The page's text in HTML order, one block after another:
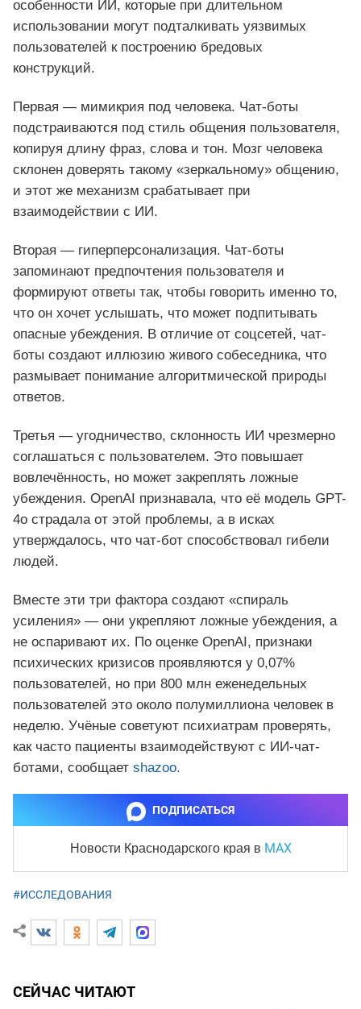
особенности ИИ, которые при длительном
использовании могут подталкивать уязвимых
пользователей к построению бредовых
конструкций.
Первая — мимикрия под человека. Чат-боты
подстраиваются под стиль общения пользователя,
копируя длину фраз, слова и тон. Мозг человека
склонен доверять такому «зеркальному» общению,
и этот же механизм срабатывает при
взаимодействии с ИИ.
Вторая — гиперперсонализация. Чат-боты
запоминают предпочтения пользователя и
формируют ответы так, чтобы говорить именно то,
что он хочет услышать, что может подпитывать
опасные убеждения. В отличие от соцсетей, чат-
боты создают иллюзию живого собеседника, что
размывает понимание алгоритмической природы
ответов.
Третья — угодничество, склонность ИИ чрезмерно
соглашаться с пользователем. Это повышает
вовлечённость, но может закреплять ложные
убеждения. OpenAI признавала, что её модель GPT-
4o страдала от этой проблемы, а в исках
утверждалось, что чат-бот способствовал гибели
людей.
Вместе эти три фактора создают «спираль
усиления» — они укрепляют ложные убеждения, а
не оспаривают их. По оценке OpenAI, признаки
психических кризисов проявляются у 0,07%
пользователей, но при 800 млн еженедельных
пользователей это около полумиллиона человек в
неделю. Учёные советуют психиатрам проверять,
как часто пациенты взаимодействуют с ИИ-чат-
ботами, сообщает shazoo.
ПОДПИСАТЬСЯ
Новости Краснодарского края в MAX
#ИССЛЕДОВАНИЯ
СЕЙЧАС ЧИТАЮТ